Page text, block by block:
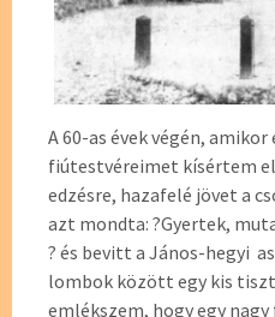
A 60-as évek végén,
fiútestvéreimet kísértem
edzésre, hazafelé jövet a
azt mondta: ?Gyertek,
? és bevitt a János-hegyi
lombok között egy kis
emlékszem, hogy egy